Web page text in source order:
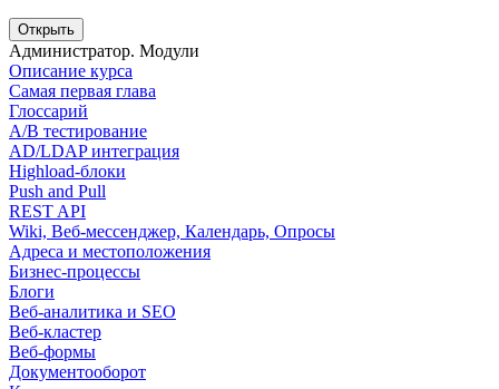
Открыть
Администратор. Модули
Описание курса
Самая первая глава
Глоссарий
A/B тестирование
AD/LDAP интеграция
Highload-блоки
Push and Pull
REST API
Wiki, Веб-мессенджер, Календарь, Опросы
Адреса и местоположения
Бизнес-процессы
Блоги
Веб-аналитика и SEO
Веб-кластер
Веб-формы
Документооборот